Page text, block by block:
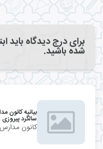
برای درج دیدگاه باید
شده باشید.
سالگرد پیروزی
کانون